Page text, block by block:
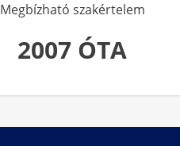
Megbízható szakértelem
2007 ÓTA